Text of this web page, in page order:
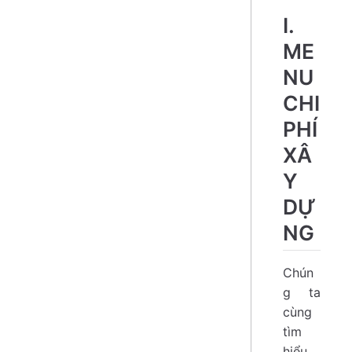
I.
ME
NU
CHI
PHÍ
XÂ
Y
DỰ
NG
Chún
g ta
cùng
tìm